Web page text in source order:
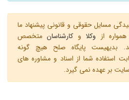
مسایل حقوقی و قانونی پیشنهاد ما
از وکلاو کارشناسانمتخصص
بدیهیست پایگاه صلح هیچ گونه
استفاده شما از اسناد و مشاوره های
بر عهده نمی گیرد.